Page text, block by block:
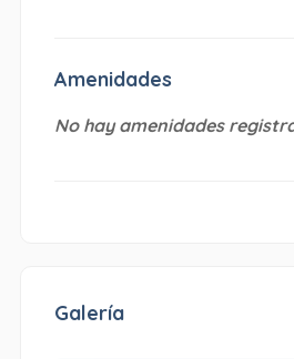
Amenidades
No hay amenidades
Galería